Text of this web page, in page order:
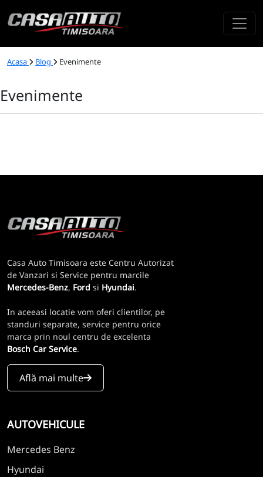
Acasa Blog Evenimente
Evenimente
Casa Auto Timisoara este Centru Autorizat
de Vanzari si Service pentru marcile
Mercedes-Benz, Ford si Hyundai.
In aceeasi locatie vom oferi clientilor, pe
standuri separate, service pentru orice
marca prin noul centru de excelenta
Bosch Car Service.
Află mai multe
AUTOVEHICULE
Mercedes Benz
Hyundai